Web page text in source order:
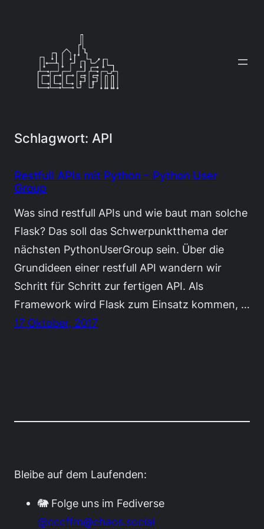
Schlagwort: API
Restfull APIs mit Python – Python User
Group
Was sind restfull APIs und wie baut man solche
Flask? Das soll das Schwerpunktthema der
nächsten PythonUserGroup sein. Über die
Grundideen einer restfull API wandern wir
Schritt für Schritt zur fertigen API. Als
Framework wird Flask zum Einsatz kommen, …
17 Oktober, 2017
Bleibe auf dem Laufenden:
🐘 Folge uns im Fediverse
@cccffm@chaos.social